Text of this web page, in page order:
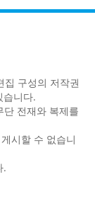
집 구성의 저작권
습니다.
단 전재와 복제를
시할 수 없습니
.